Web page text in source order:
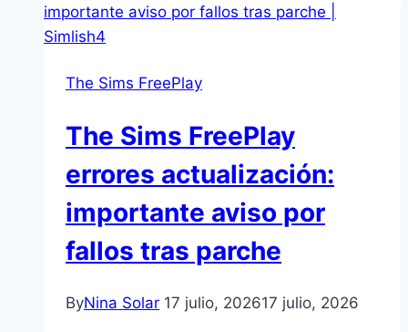
Den
Los
4
muestran
instrumentos
y
The Sims FreePlay
The Sims FreePlay
errores actualización:
importante aviso por
fallos tras parche
ByNina Solar 17 julio, 202617 julio, 2026